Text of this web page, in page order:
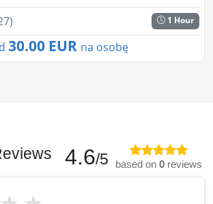
1 Hour
30.00 EUR na osobę
4.6/5 based on 0 reviews